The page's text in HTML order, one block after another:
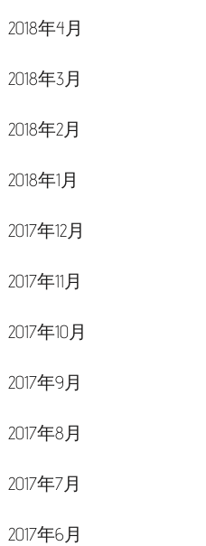
2018年4月
2018年3月
2018年2月
2018年1月
2017年12月
2017年11月
2017年10月
2017年9月
2017年8月
2017年7月
2017年6月